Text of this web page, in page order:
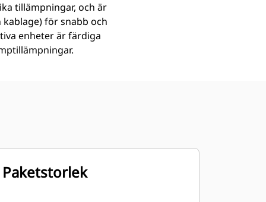
tillämpningar, och är
för snabb och
enheter är färdiga
Paketstorlek